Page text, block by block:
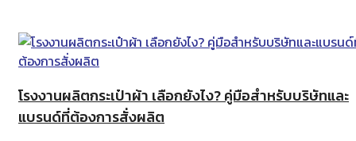
โรงงานผลิตกระเป๋าผ้า เลือกยังไง? คู่มือสำหรับบริษัทและ
แบรนด์ที่ต้องการสั่งผลิต